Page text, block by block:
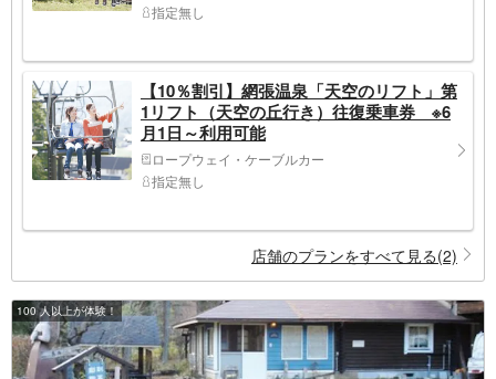
指定無し
【10％割引】網張温泉「天空のリフト」第
1リフト（天空の丘行き）往復乗車券 ※6
月1日～利用可能
ロープウェイ・ケーブルカー
指定無し
店舗のプランをすべて見る(2)
100 人以上が体験！